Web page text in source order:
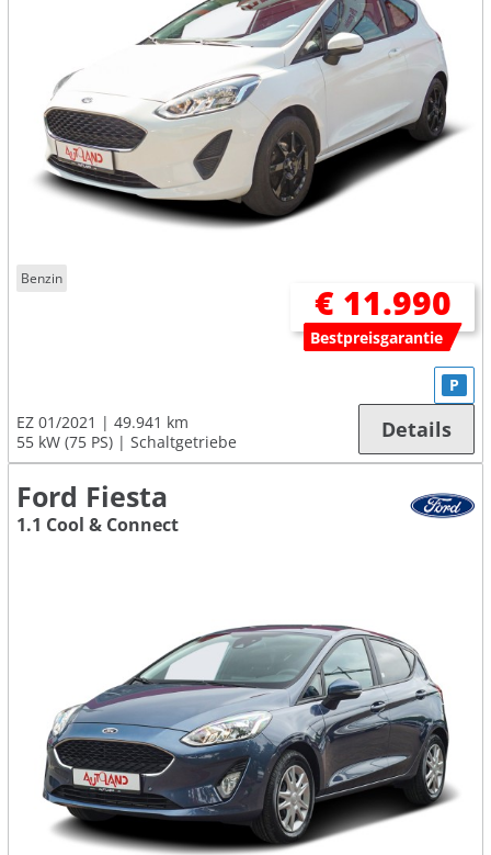
Benzin
€ 11.990
Bestpreisgarantie
EZ 01/2021
49.941 km
55 kW (75 PS)
Schaltgetriebe
P
Details
Ford Fiesta
1.1 Cool & Connect